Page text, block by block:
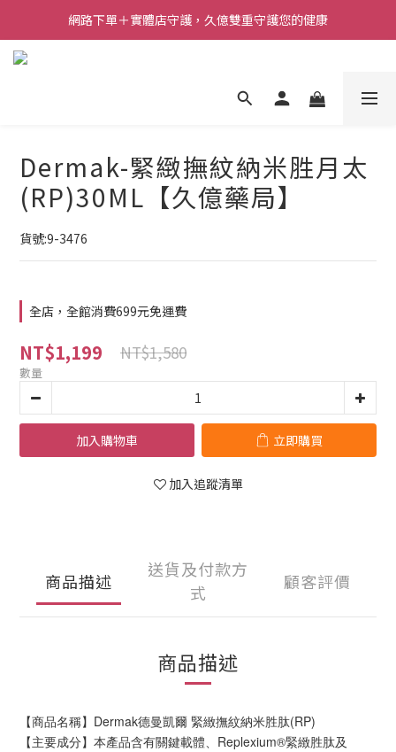
網路下單＋實體店守護，久億雙重守護您的健康
Dermak-緊緻撫紋納米胜月太
(RP)30ML【久億藥局】
貨號:9-3476
全店，全館消費699元免運費
NT$1,199 NT$1,580
數量
加入購物車 立即購買
加入追蹤清單
商品描述
送貨及付款方
式
顧客評價
商品描述
【商品名稱】Dermak德曼凱爾 緊緻撫紋納米胜肽(RP)
【主要成分】本產品含有關鍵載體、Replexium®緊緻胜肽及